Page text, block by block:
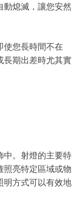
熄滅，讓您安然
使您長時間不在
期出差時尤其實
中。射燈的主要特
亮特定區域或物
明方式可以有效地